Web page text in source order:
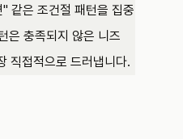
같은 조건절 패턴을 집중
은 충족되지 않은 니즈
접적으로 드러냅니다.